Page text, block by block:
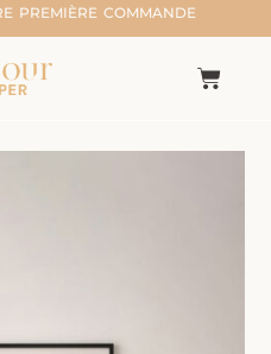
PREMIÈRE COMMANDE